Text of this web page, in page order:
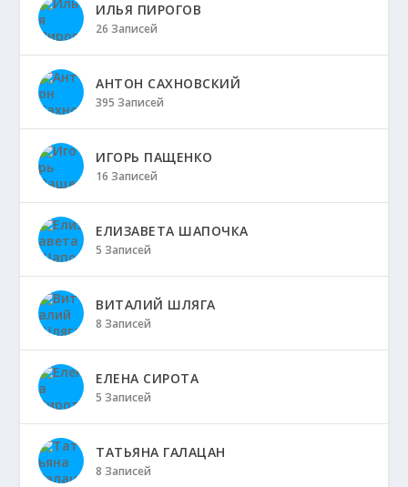
ИЛЬЯ ПИРОГОВ
26 Записей
АНТОН САХНОВСКИЙ
395 Записей
ИГОРЬ ПАЩЕНКО
16 Записей
ЕЛИЗАВЕТА ШАПОЧКА
5 Записей
ВИТАЛИЙ ШЛЯГА
8 Записей
ЕЛЕНА СИРОТА
5 Записей
ТАТЬЯНА ГАЛАЦАН
8 Записей